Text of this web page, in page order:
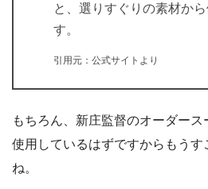
と、選りすぐりの素材か
す。
引用元：公式サイトより
もちろん、新庄監督のオーダー
使用しているはずですからもうす
ね。